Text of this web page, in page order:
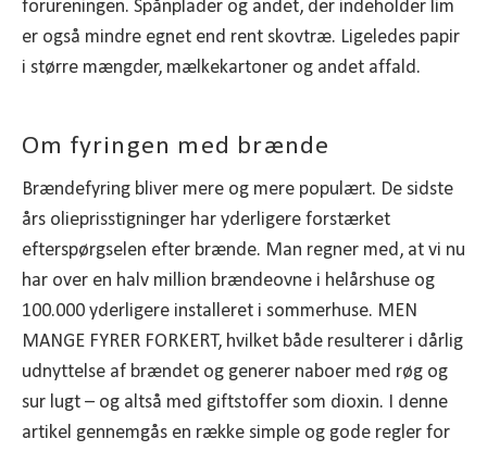
forureningen. Spånplader og andet, der indeholder lim
er også mindre egnet end rent skovtræ. Ligeledes papir
i større mængder, mælkekartoner og andet affald.
Om fyringen med brænde
Brændefyring bliver mere og mere populært. De sidste
års olieprisstigninger har yderligere forstærket
efterspørgselen efter brænde. Man regner med, at vi nu
har over en halv million brændeovne i helårshuse og
100.000 yderligere installeret i sommerhuse. MEN
MANGE FYRER FORKERT, hvilket både resulterer i dårlig
udnyttelse af brændet og generer naboer med røg og
sur lugt – og altså med giftstoffer som dioxin. I denne
artikel gennemgås en række simple og gode regler for